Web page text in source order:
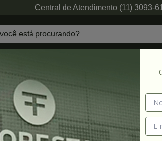
Central de Atendimento (11) 3093-